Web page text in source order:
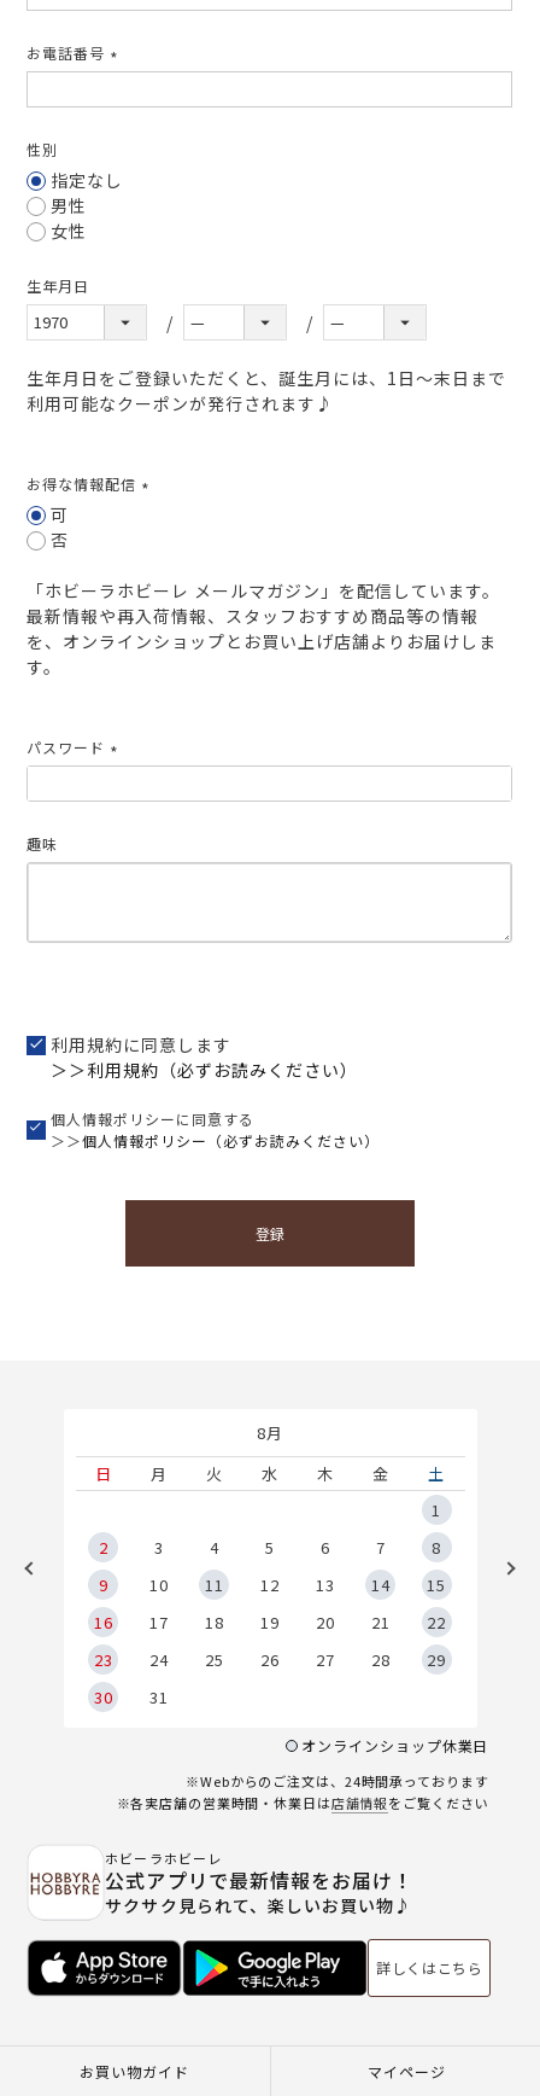
お電話番号
須)
性別
指定なし
男性
女性
生年月日
生年月日をご登録いただくと、誕生月には、1日～末日まで
利用可能なクーポンが発行されます♪
お得な情報配信
可
否
「ホビーラホビーレ メールマガジン」を配信しています。
最新情報や再入荷情報、スタッフおすすめ商品等の情報
を、オンラインショップとお買い上げ店舗よりお届けしま
す。
パスワード
須)
趣味
利用規約に同意します
＞＞利用規約（必ずお読みください）
個人情報ポリシーに同意する
＞＞個人情報ポリシー（必ずお読みください）
登録
8月
日
月 火 水 木 金
土
1
2
3 4 5 6 7
8
9
10 11 12 13 14
15
16
17 18 19 20 21
22
23
24 25 26 27 28
29
30
31
オンラインショップ休業日
※Webからのご注文は、24時間承っております
※各実店舗の営業時間・休業日は店舗情報をご覧ください
ホビーラホビーレ
公式アプリで最新情報をお届け！
サクサク見られて、楽しいお買い物♪
詳しくはこちら
お買い物ガイド マイページ